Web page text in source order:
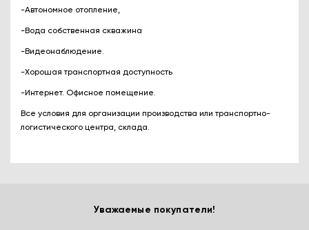
-Автономное отопление,
-Вода собственная скважина
-Видеонаблюдение.
-Хорошая транспортная доступность
-Интернет. Офисное помещение.
Все условия для организации производства или транспортно-
логистического центра, склада.
Уважаемые покупатели!